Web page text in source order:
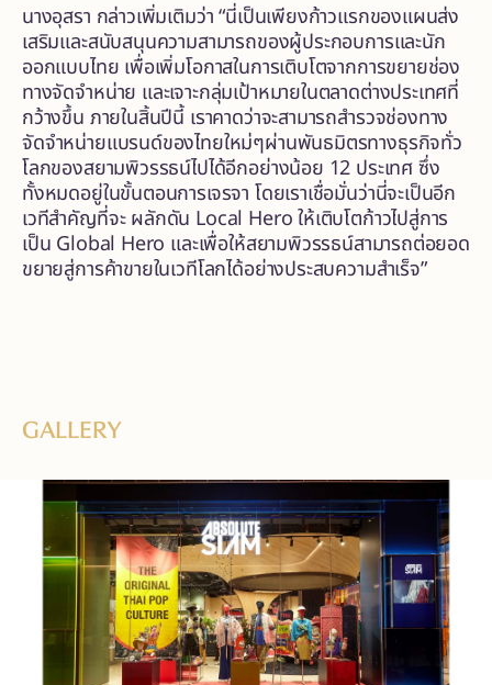
นางอุสรา กล่าวเพิ่มเติมว่า “นี่เป็นเพียงก้าวแรกของแผนส่ง
เสริมและสนับสนุนความสามารถของผู้ประกอบการและนัก
ออกแบบไทย เพื่อเพิ่มโอกาสในการเติบโตจากการขยายช่อง
ทางจัดจำหน่าย และเจาะกลุ่มเป้าหมายในตลาดต่างประเทศที่
กว้างขึ้น ภายในสิ้นปีนี้ เราคาดว่าจะสามารถสำรวจช่องทาง
จัดจำหน่ายแบรนด์ของไทยใหม่ๆผ่านพันธมิตรทางธุรกิจทั่ว
โลกของสยามพิวรรธน์ไปได้อีกอย่างน้อย 12 ประเทศ ซึ่ง
ทั้งหมดอยู่ในขั้นตอนการเจรจา โดยเราเชื่อมั่นว่านี่จะเป็นอีก
เวทีสำคัญที่จะ ผลักดัน Local Hero ให้เติบโตก้าวไปสู่การ
เป็น Global Hero และเพื่อให้สยามพิวรรธน์สามารถต่อยอด
ขยายสู่การค้าขายในเวทีโลกได้อย่างประสบความสำเร็จ”
GALLERY